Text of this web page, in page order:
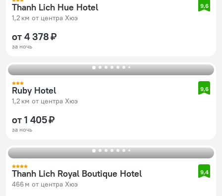
Thanh Lich Hue Hotel
1,2 км от центра Хюэ
9,6
от 4 378 ₽
за ночь
Ruby Hotel
1,2 км от центра Хюэ
9,6
от 1 405 ₽
за ночь
Thanh Lich Royal Boutique Hotel
466 м от центра Хюэ
9,4